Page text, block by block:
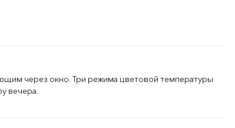
через окно. Три режима цветовой температуры
вечера.